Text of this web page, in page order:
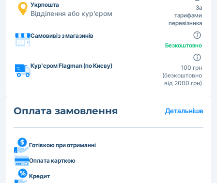
Укрпошта
Відділення або кур’єром
За
тарифами
перевізника
Самовивіз з магазинів
Безкоштовно
Кур'єром Flagman (по Києву)
100 грн
(безкоштовно
від 2000 грн)
Оплата замовлення Детальніше
Готівкою при отриманні
Оплата карткою
Кредит